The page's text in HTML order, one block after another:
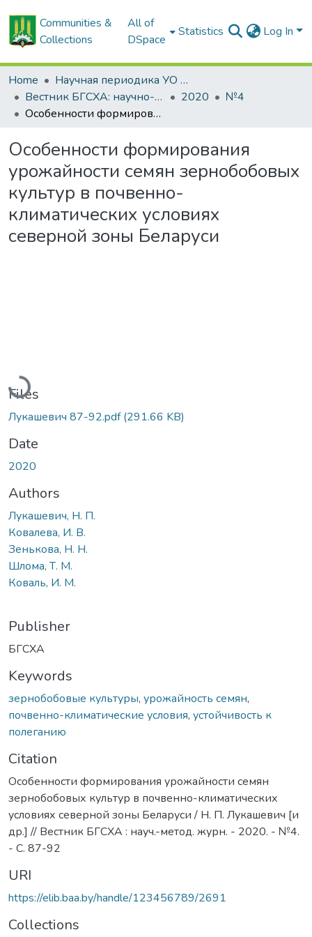
Communities &
Collections
All of
DSpace
Statistics Log In
Home
Научная периодика УО БГСХА
Вестник БГСХА: научно-методический журнал Белорусской государственной сельскохозяйственной академии
2020
№4
Особенности формирования урожайности семян зернобобовых культур в почвенно-климатических условиях северной зоны Беларуси
Особенности формирования
урожайности семян зернобобовых
культур в почвенно-
климатических условиях
северной зоны Беларуси
Loading...
Files
Лукашевич 87-92.pdf(291.66 KB)
Date
2020
Authors
Лукашевич, Н. П.
Ковалева, И. В.
Зенькова, Н. Н.
Шлома, Т. М.
Коваль, И. М.
Publisher
БГСХА
Keywords
зернобобовые культуры, урожайность семян,
почвенно-климатические условия, устойчивость к
полеганию
Citation
Особенности формирования урожайности семян
зернобобовых культур в почвенно-климатических
условиях северной зоны Беларуси / Н. П. Лукашевич [и
др.] // Вестник БГСХА : науч.-метод. журн. - 2020. - №4.
- С. 87-92
URI
https://elib.baa.by/handle/123456789/2691
Collections